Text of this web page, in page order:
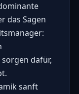
das Sagen
dafür,
sanft